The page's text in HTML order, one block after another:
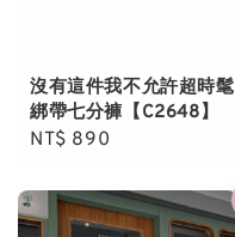
沒有這件我不允許超時髦
綁帶七分褲【C2648】
Regular
NT$ 890